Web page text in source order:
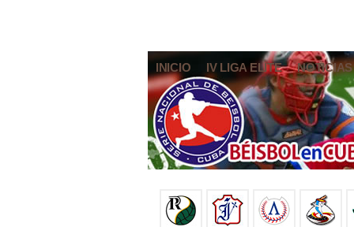
INICIO IV LIGA ELITE NOTICIAS